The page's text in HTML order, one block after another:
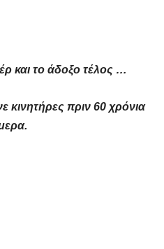
και το άδοξο τέλος …
κινητήρες πριν 60 χρόνια